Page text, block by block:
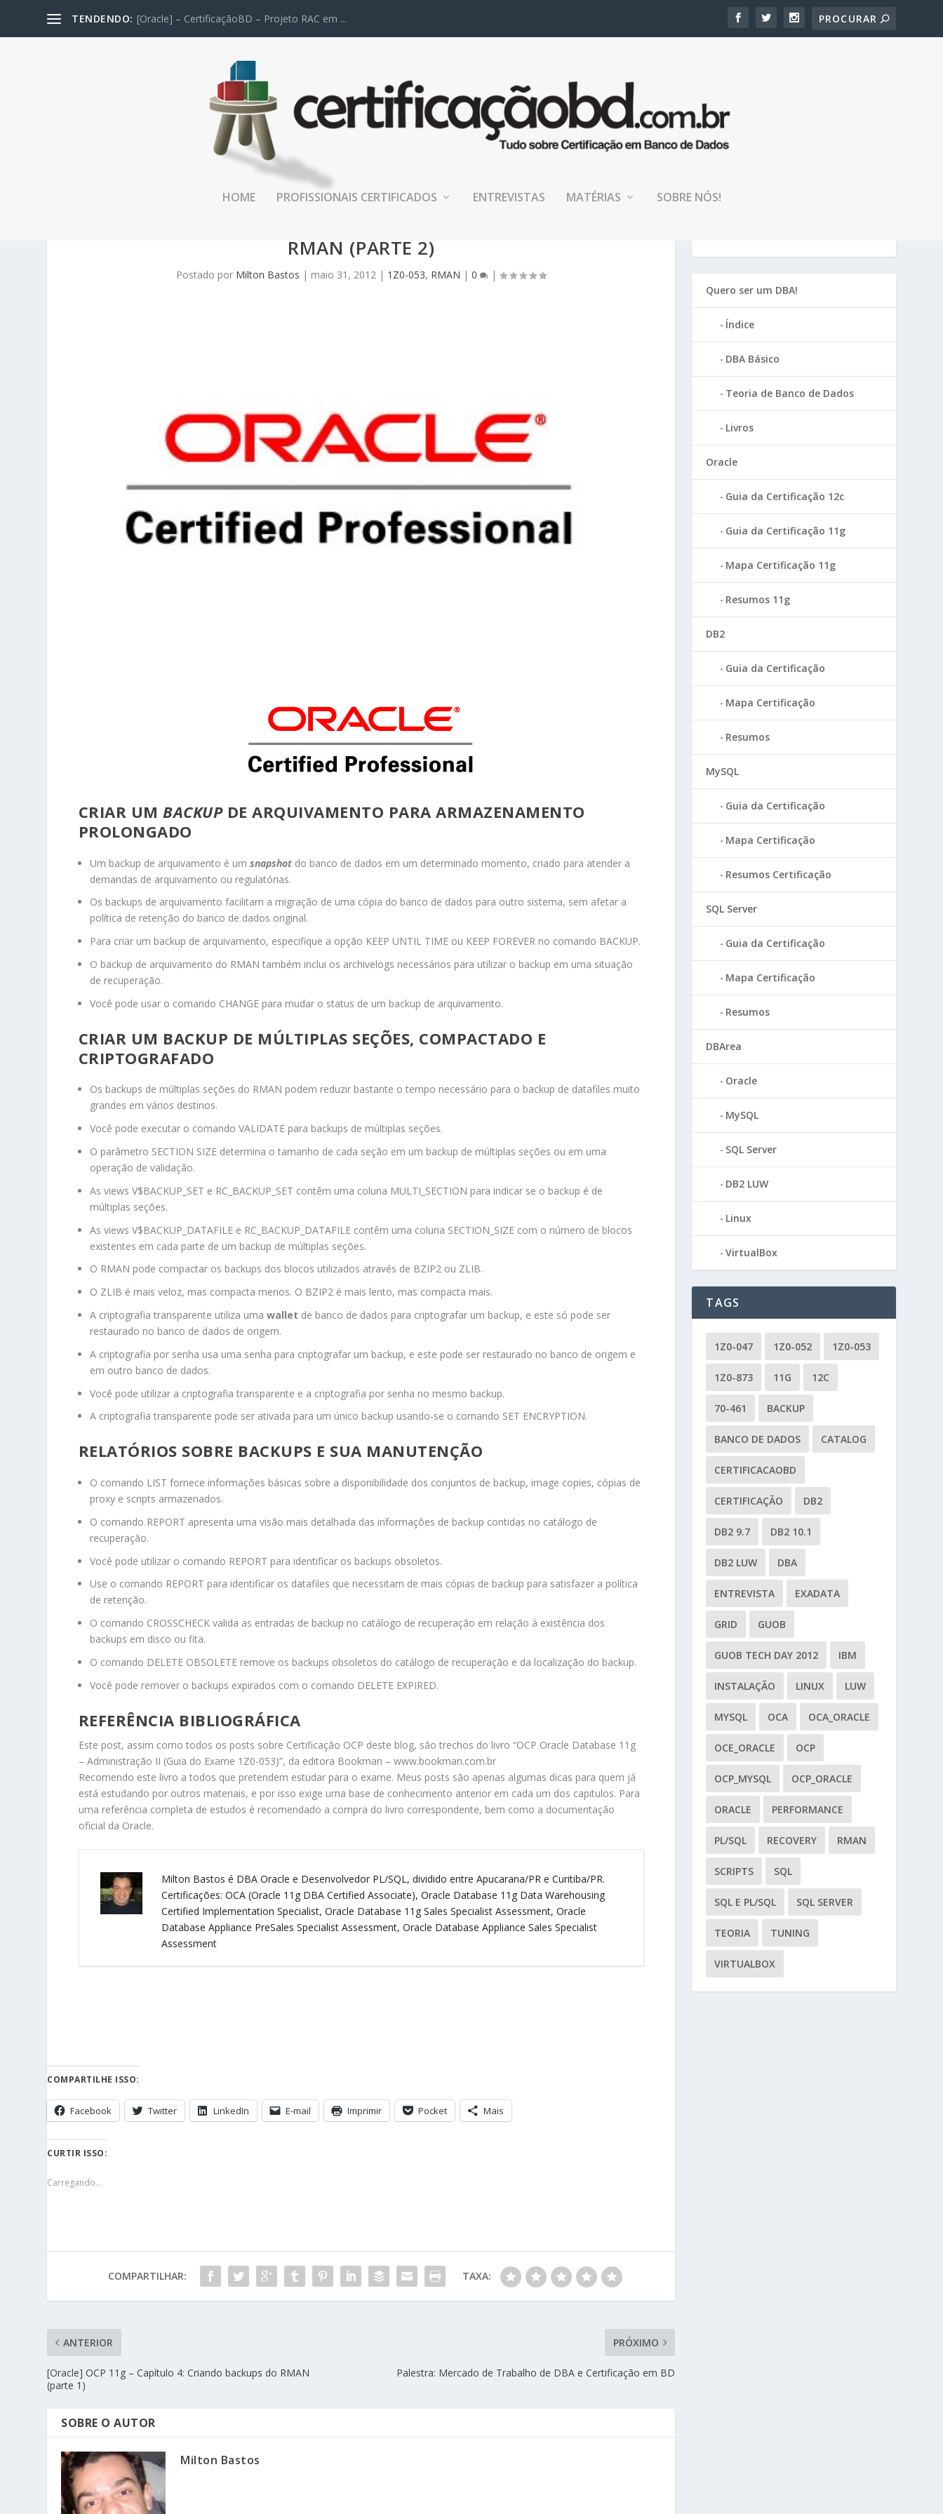
TENDENDO: [Oracle] – CertificaçãoBD – Projeto RAC em ...
HOME PROFISSIONAIS CERTIFICADOS ENTREVISTAS MATÉRIAS SOBRE NÓS!
RMAN (PARTE 2)
Postado por Milton Bastos | maio 31, 2012 | 1Z0-053, RMAN |0 |
CRIAR UM BACKUP DE ARQUIVAMENTO PARA ARMAZENAMENTO
PROLONGADO
Um backup de arquivamento é um snapshot do banco de dados em um determinado momento, criado para atender a
demandas de arquivamento ou regulatórias.
Os backups de arquivamento facilitam a migração de uma cópia do banco de dados para outro sistema, sem afetar a
política de retenção do banco de dados original.
Para criar um backup de arquivamento, especifique a opção KEEP UNTIL TIMEou KEEP FOREVERno comando BACKUP.
O backup de arquivamento do RMAN também inclui os archivelogs necessários para utilizar o backup em uma situação
de recuperação.
Você pode usar o comando CHANGE para mudar o status de um backup de arquivamento.
CRIAR UM BACKUP DE MÚLTIPLAS SEÇÕES, COMPACTADO E
CRIPTOGRAFADO
Os backups de múltiplas seções do RMAN podem reduzir bastante o tempo necessário para o backup de datafiles muito
grandes em vários destinos.
Você pode executar o comando VALIDATE para backups de múltiplas seções.
O parâmetro SECTION SIZEdetermina o tamanho de cada seção em um backup de múltiplas seções ou em uma
operação de validação.
As views V$BACKUP_SET e RC_BACKUP_SET contêm uma coluna MULTI_SECTION para indicar se o backup é de
múltiplas seções.
As views V$BACKUP_DATAFILEe RC_BACKUP_DATAFILEcontêm uma coluna SECTION_SIZE com o número de blocos
existentes em cada parte de um backup de múltiplas seções.
O RMAN pode compactar os backups dos blocos utilizados através de BZIP2 ou ZLIB.
O ZLIB é mais veloz, mas compacta menos. O BZIP2 é mais lento, mas compacta mais.
A criptografia transparente utiliza uma wallet de banco de dados para criptografar um backup, e este só pode ser
restaurado no banco de dados de origem.
A criptografia por senha usa uma senha para criptografar um backup, e este pode ser restaurado no banco de origem e
em outro banco de dados.
Você pode utilizar a criptografia transparente e a criptografia por senha no mesmo backup.
A criptografia transparente pode ser ativada para um único backup usando-se o comando SET ENCRYPTION.
RELATÓRIOS SOBRE BACKUPS E SUA MANUTENÇÃO
O comando LIST fornece informações básicas sobre a disponibilidade dos conjuntos de backup, image copies, cópias de
proxy e scripts armazenados.
O comando REPORT apresenta uma visão mais detalhada das informações de backup contidas no catálogo de
recuperação.
Você pode utilizar o comando REPORT para identificar os backups obsoletos.
Use o comando REPORT para identificar os datafiles que necessitam de mais cópias de backup para satisfazer a política
de retenção.
O comando CROSSCHECK valida as entradas de backup no catálogo de recuperação em relação à existência dos
backups em disco ou fita.
O comando DELETE OBSOLETEremove os backups obsoletos do catálogo de recuperação e da localização do backup.
Você pode remover o backups expirados com o comando DELETE EXPIRED.
REFERÊNCIA BIBLIOGRÁFICA
Este post, assim como todos os posts sobre Certificação OCP deste blog, são trechos do livro “OCP Oracle Database 11g
– Administração II (Guia do Exame 1Z0-053)”, da editora Bookman – www.bookman.com.br
Recomendo este livro a todos que pretendem estudar para o exame. Meus posts são apenas algumas dicas para quem já
está estudando por outros materiais, e por isso exige uma base de conhecimento anterior em cada um dos capitulos. Para
uma referência completa de estudos é recomendado a compra do livro correspondente, bem como a documentação
oficial da Oracle.
Milton Bastos é DBA Oracle e Desenvolvedor PL/SQL, dividido entre Apucarana/PR e Curitiba/PR.
Certificações: OCA (Oracle 11g DBA Certified Associate), Oracle Database 11g Data Warehousing
Certified Implementation Specialist, Oracle Database 11g Sales Specialist Assessment, Oracle
Database Appliance PreSales Specialist Assessment, Oracle Database Appliance Sales Specialist
Assessment
COMPARTILHE ISSO:
Facebook Twitter LinkedIn E-mail Imprimir Pocket Mais
CURTIR ISSO:
Carregando...
COMPARTILHAR: TAXA:
ANTERIOR
[Oracle] OCP 11g – Capítulo 4: Criando backups do RMAN
(parte 1)
PRÓXIMO
Palestra: Mercado de Trabalho de DBA e Certificação em BD
SOBRE O AUTOR
Milton Bastos
TENHA PACIÊNCIA!
Quero ser um DBA!
Índice
DBA Básico
Teoria de Banco de Dados
Livros
Oracle
Guia da Certificação 12c
Guia da Certificação 11g
Mapa Certificação 11g
Resumos 11g
DB2
Guia da Certificação
Mapa Certificação
Resumos
MySQL
Guia da Certificação
Mapa Certificação
Resumos Certificação
SQL Server
Guia da Certificação
Mapa Certificação
Resumos
DBArea
Oracle
MySQL
SQL Server
DB2 LUW
Linux
VirtualBox
TAGS
1Z0-047 1Z0-052 1Z0-053
1Z0-873 11G 12C
70-461 BACKUP
BANCO DE DADOS CATALOG
CERTIFICACAOBD
CERTIFICAÇÃO DB2
DB2 9.7 DB2 10.1
DB2 LUW DBA
ENTREVISTA EXADATA
GRID GUOB
GUOB TECH DAY 2012 IBM
INSTALAÇÃO LINUX LUW
MYSQL OCA OCA_ORACLE
OCE_ORACLE OCP
OCP_MYSQL OCP_ORACLE
ORACLE PERFORMANCE
PL/SQL RECOVERY RMAN
SCRIPTS SQL
SQL E PL/SQL SQL SERVER
TEORIA TUNING
VIRTUALBOX